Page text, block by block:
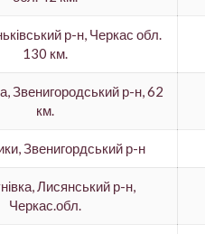
р-н, Черкас обл.
130 км.
Звенигородський р-н, 62
км.
Звенигордський р-н
Лисянський р-н,
Черкас.обл.